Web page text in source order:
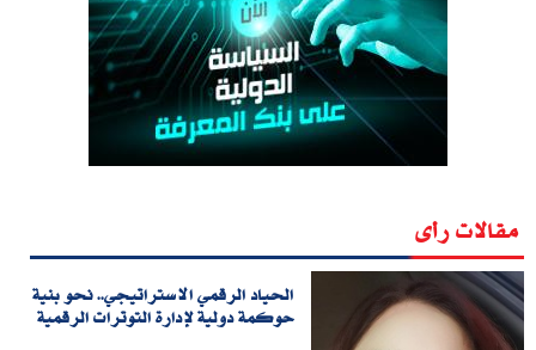
مقالات رأى
الحياد الرقمي الاستراتيجي.. نحو بنية
حوكمة دولية لإدارة التوترات الرقمية